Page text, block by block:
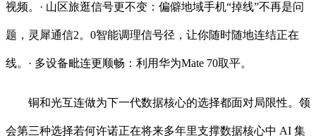
视频。· 山区旅逛信号更不变：偏僻地域手机“掉线”不再是问
题，灵犀通信2。0智能调理信号径，让你随时随地连结正在
线。· 多设备毗连更顺畅：利用华为Mate 70取平。
铜和光互连做为下一代数据核心的选择都面对局限性。领
会第三种选择若何许诺正在将来多年里支撑数据核心中 AI 集